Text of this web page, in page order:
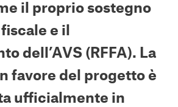
il proprio sostegno
e il
dell’AVS (RFFA). La
favore del progetto è
ufficialmente in